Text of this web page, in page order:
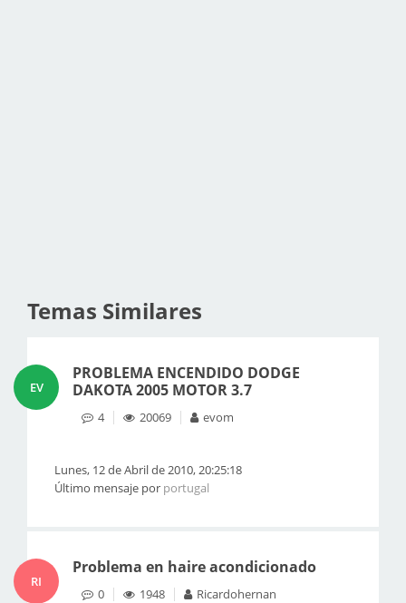
Temas Similares
EV
PROBLEMA ENCENDIDO DODGE
DAKOTA 2005 MOTOR 3.7
4 20069 evom
Lunes, 12 de Abril de 2010, 20:25:18
Último mensaje por portugal
RI
Problema en haire acondicionado
0 1948 Ricardohernan